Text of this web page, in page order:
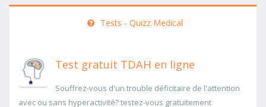
Tests - Quizz Medical
Test gratuit TDAH en ligne
Souffrez-vous d'un trouble déficitaire de l'attention
avec ou sans hyperactivité? testez-vous gratuitement